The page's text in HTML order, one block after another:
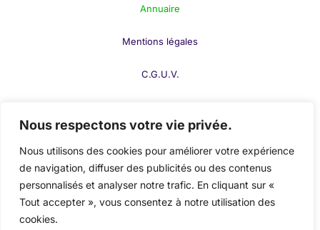
Nous respectons votre vie privée.
Nous utilisons des cookies pour améliorer votre expérience
de navigation, diffuser des publicités ou des contenus
personnalisés et analyser notre trafic. En cliquant sur «
Tout accepter », vous consentez à notre utilisation des
cookies.
Annuaire
Mentions légales
C.G.U.V.
Publier votre fiche
Mon compte